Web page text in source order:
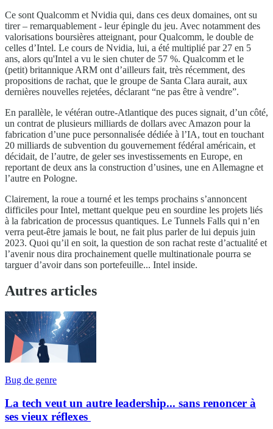
Ce sont Qualcomm et Nvidia qui, dans ces deux domaines, ont su
tirer – remarquablement - leur épingle du jeu. Avec notamment des
valorisations boursières atteignant, pour Qualcomm, le double de
celles d’Intel. Le cours de Nvidia, lui, a été multiplié par 27 en 5
ans, alors qu'Intel a vu le sien chuter de 57 %. Qualcomm et le
(petit) britannique ARM ont d’ailleurs fait, très récemment, des
propositions de rachat, que le groupe de Santa Clara aurait, aux
dernières nouvelles rejetées, déclarant “ne pas être à vendre”.
En parallèle, le vétéran outre-Atlantique des puces signait, d’un côté,
un contrat de plusieurs milliards de dollars avec Amazon pour la
fabrication d’une puce personnalisée dédiée à l’IA, tout en touchant
20 milliards de subvention du gouvernement fédéral américain, et
décidait, de l’autre, de geler ses investissements en Europe, en
reportant de deux ans la construction d’usines, une en Allemagne et
l’autre en Pologne.
Clairement, la roue a tourné et les temps prochains s’annoncent
difficiles pour Intel, mettant quelque peu en sourdine les projets liés
à la fabrication de processus quantiques. Le Tunnels Falls qui n’en
verra peut-être jamais le bout, ne fait plus parler de lui depuis juin
2023. Quoi qu’il en soit, la question de son rachat reste d’actualité et
l’avenir nous dira prochainement quelle multinationale pourra se
targuer d’avoir dans son portefeuille... Intel inside.
Autres articles
Bug de genre
La tech veut un autre leadership... sans renoncer à
ses vieux réflexes